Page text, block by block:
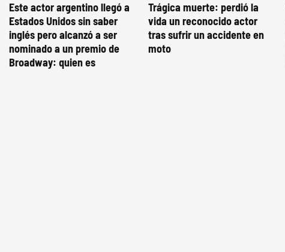
Este actor argentino llegó a
Estados Unidos sin saber
inglés pero alcanzó a ser
nominado a un premio de
Broadway: quien es
Trágica muerte: perdió la
vida un reconocido actor
tras sufrir un accidente en
moto